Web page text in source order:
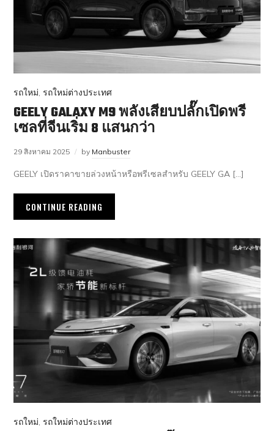
รถใหม่,รถใหม่ต่างประเทศ
GEELY GALAXY M9 พลังเสียบปลั๊กเปิดพรี
เซลที่จีนเริ่ม 8 แสนกว่า
29 สิงหาคม 2025 by Manbuster
GEELY เปิดราคาขายล่วงหน้าหรือพรีเซลสำหรับ GEELY GA […]
CONTINUE READING
รถใหม่,รถใหม่ต่างประเทศ